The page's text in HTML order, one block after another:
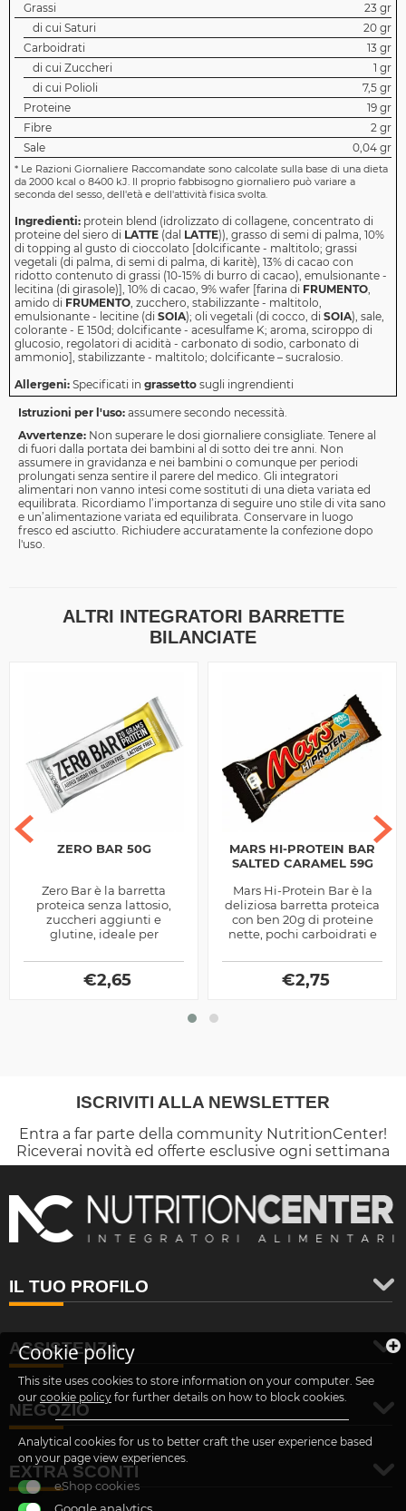
Grassi
23 gr
di cui Saturi
20 gr
Carboidrati
13 gr
di cui Zuccheri
1 gr
di cui Polioli
7,5 gr
Proteine
19 gr
Fibre
2 gr
Sale
0,04 gr
* Le Razioni Giornaliere Raccomandate sono calcolate sulla base di una dieta
da 2000 kcal o 8400 kJ. Il proprio fabbisogno giornaliero può variare a
seconda del sesso, dell'età e dell'attività fisica svolta.
Ingredienti: protein blend (idrolizzato di collagene, concentrato di
proteine del siero di LATTE (dal LATTE)), grasso di semi di palma, 10%
di topping al gusto di cioccolato [dolcificante - maltitolo; grassi
vegetali (di palma, di semi di palma, di karitè), 13% di cacao con
ridotto contenuto di grassi (10-15% di burro di cacao), emulsionante -
lecitina (di girasole)], 10% di cacao, 9% wafer [farina di FRUMENTO,
amido di FRUMENTO, zucchero, stabilizzante - maltitolo,
emulsionante - lecitine (di SOIA); oli vegetali (di cocco, di SOIA), sale,
colorante - E 150d; dolcificante - acesulfame K; aroma, sciroppo di
glucosio, regolatori di acidità - carbonato di sodio, carbonato di
ammonio], stabilizzante - maltitolo; dolcificante – sucralosio.
Allergeni: Specificati in grassetto sugli ingrendienti
Istruzioni per l'uso: assumere secondo necessità.
Avvertenze: Non superare le dosi giornaliere consigliate. Tenere al
di fuori dalla portata dei bambini al di sotto dei tre anni. Non
assumere in gravidanza e nei bambini o comunque per periodi
prolungati senza sentire il parere del medico. Gli integratori
alimentari non vanno intesi come sostituti di una dieta variata ed
equilibrata. Ricordiamo l’importanza di seguire uno stile di vita sano
e un’alimentazione variata ed equilibrata. Conservare in luogo
fresco ed asciutto. Richiudere accuratamente la confezione dopo
l'uso.
ALTRI INTEGRATORI BARRETTE
BILANCIATE
ZERO BAR 50G
Zero Bar è la barretta
proteica senza lattosio,
zuccheri aggiunti e
glutine, ideale per
della dieta ipocalorica per
dimagrire
€2,65
MARS HI-PROTEIN BAR
SALTED CARAMEL 59G
Mars Hi-Protein Bar è la
deliziosa barretta proteica
con ben 20g di proteine
nette, pochi carboidrati e
Salted Caramel
€2,75
ISCRIVITI ALLA NEWSLETTER
Entra a far parte della community NutritionCenter!
Riceverai novità ed offerte esclusive ogni settimana
IL TUO PROFILO
ASSISTENZA
NEGOZIO
EXTRA SCONTI
Cookie policy
This site uses cookies to store information on your computer. See
our cookie policy for further details on how to block cookies.
Analytical cookies for us to better craft the user experience based
on your page view experiences.
eShop cookies